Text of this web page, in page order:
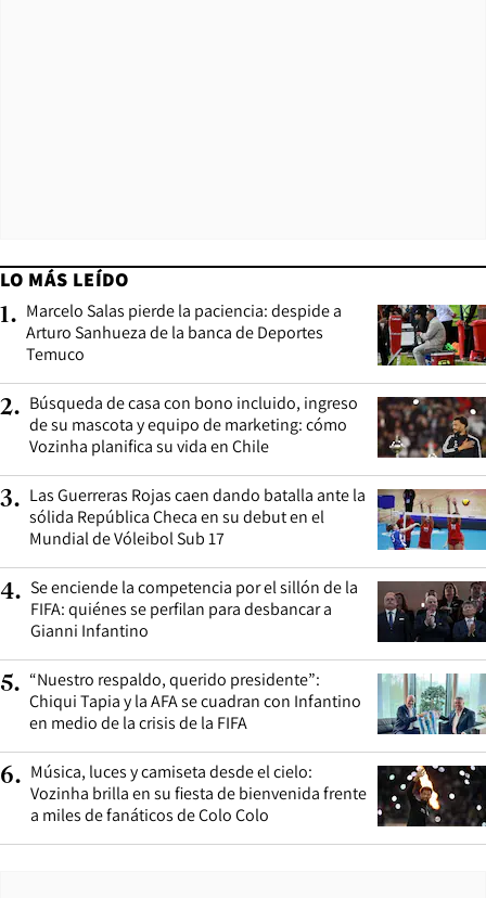
LO MÁS LEÍDO
1. Marcelo Salas pierde la paciencia: despide a
Arturo Sanhueza de la banca de Deportes
Temuco
2. Búsqueda de casa con bono incluido, ingreso
de su mascota y equipo de marketing: cómo
Vozinha planifica su vida en Chile
3. Las Guerreras Rojas caen dando batalla ante la
sólida República Checa en su debut en el
Mundial de Vóleibol Sub 17
4. Se enciende la competencia por el sillón de la
FIFA: quiénes se perfilan para desbancar a
Gianni Infantino
5. “Nuestro respaldo, querido presidente”:
Chiqui Tapia y la AFA se cuadran con Infantino
en medio de la crisis de la FIFA
6. Música, luces y camiseta desde el cielo:
Vozinha brilla en su fiesta de bienvenida frente
a miles de fanáticos de Colo Colo